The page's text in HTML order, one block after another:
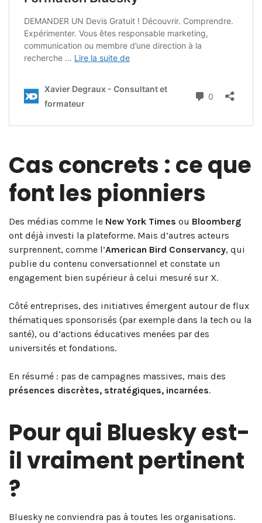
Cas concrets : ce que
font les pionniers
Des médias comme le New York Times ou Bloomberg
ont déjà investi la plateforme. Mais d’autres acteurs
surprennent, comme l’American Bird Conservancy, qui
publie du contenu conversationnel et constate un
engagement bien supérieur à celui mesuré sur X.
Côté entreprises, des initiatives émergent autour de flux
thématiques sponsorisés (par exemple dans la tech ou la
santé), ou d’actions éducatives menées par des
universités et fondations.
En résumé : pas de campagnes massives, mais des
présences discrètes, stratégiques, incarnées.
Pour qui Bluesky est-
il vraiment pertinent
?
Bluesky ne conviendra pas à toutes les organisations.